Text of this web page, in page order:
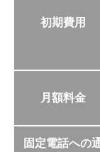
初期費用
月額料金
固定電話への